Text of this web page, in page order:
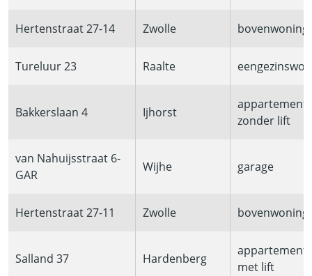
Hertenstraat 27-14 Zwolle bovenwoning
Tureluur 23 Raalte
Bakkerslaan 4 Ijhorst
appartement
zonder lift
van Nahuijsstraat 6-
GAR
Wijhe garage
Hertenstraat 27-11 Zwolle bovenwoning
Salland 37 Hardenberg
appartement
met lift